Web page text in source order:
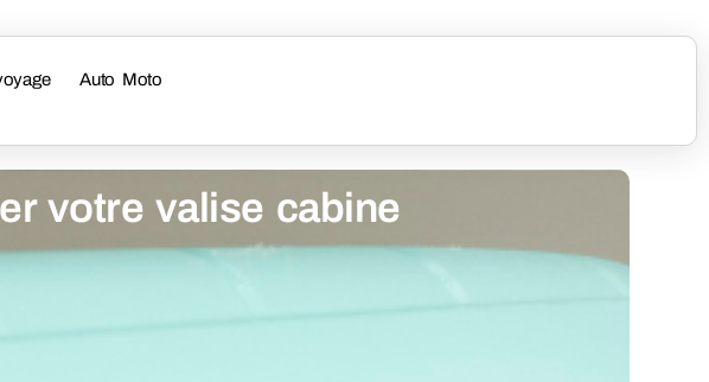
Auto Moto
votre valise cabine